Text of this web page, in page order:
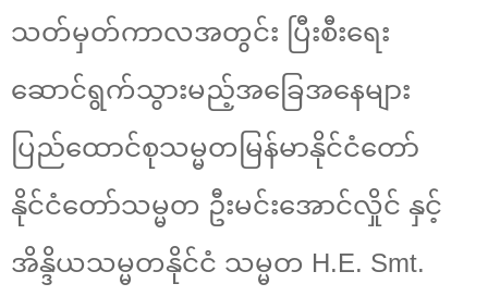
သတ်မှတ်ကာလအတွင်း ပြီးစီးရေး
ဆောင်ရွက်သွားမည့်အခြေအနေများ
ပြည်ထောင်စုသမ္မတမြန်မာနိုင်ငံတော်
နိုင်ငံတော်သမ္မတ ဦးမင်းအောင်လှိုင် နှင့်
အိန္ဒိယသမ္မတနိုင်ငံ သမ္မတ H.E. Smt.